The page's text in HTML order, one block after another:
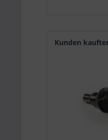
Kunden